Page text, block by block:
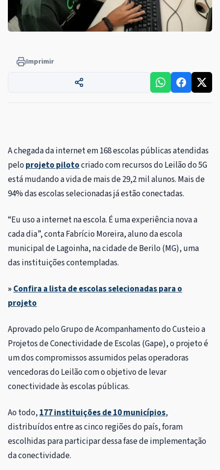
Imprimir
A chegada da internet em 168 escolas públicas atendidas
pelo projeto pilotocriado com recursos do Leilão do 5G
está mudando a vida de mais de 29,2 mil alunos. Mais de
94% das escolas selecionadas já estão conectadas.
“Eu uso a internet na escola. É uma experiência nova a
cada dia”, conta Fabrício Moreira, aluno da escola
municipal de Lagoinha, na cidade de Berilo (MG), uma
das instituições contempladas.
» Confira a lista de escolas selecionadas para o
projeto
Aprovado pelo Grupo de Acompanhamento do Custeio a
Projetos de Conectividade de Escolas (Gape), o projeto é
um dos compromissos assumidos pelas operadoras
vencedoras do Leilão com o objetivo de levar
conectividade às escolas públicas.
Ao todo, 177 instituições de 10 municípios,
distribuídos entre as cinco regiões do país, foram
escolhidas para participar dessa fase de implementação
da conectividade.